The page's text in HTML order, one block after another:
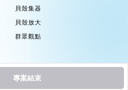
專案結束
貝殼集器
貝殼放大
群眾觀點